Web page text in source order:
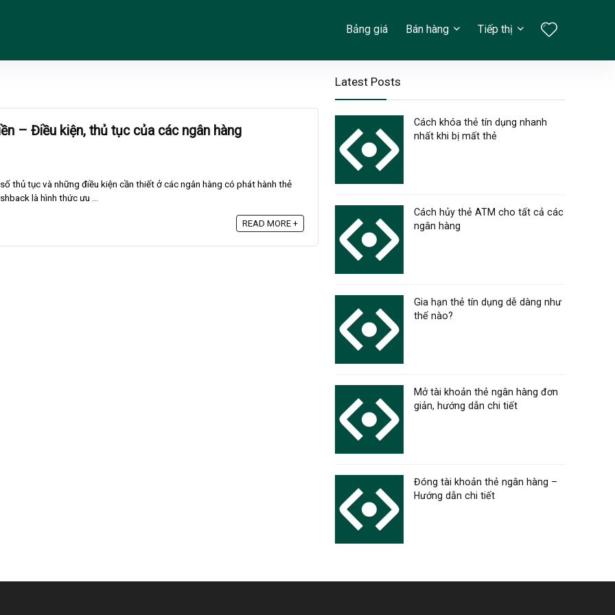
Bảng giá Bán hàng Tiếp thị
– Điều kiện, thủ tục của các ngân hàng
thủ tục và những điều kiện cần thiết ở các ngân hàng có phát hành thẻ
là hình thức ưu ...
READ MORE +
Latest Posts
Cách khóa thẻ tín dụng nhanh
nhất khi bị mất thẻ
Cách hủy thẻ ATM cho tất cả các
ngân hàng
Gia hạn thẻ tín dụng dễ dàng như
thế nào?
Mở tài khoản thẻ ngân hàng đơn
giản, hướng dẫn chi tiết
Đóng tài khoản thẻ ngân hàng –
Hướng dẫn chi tiết